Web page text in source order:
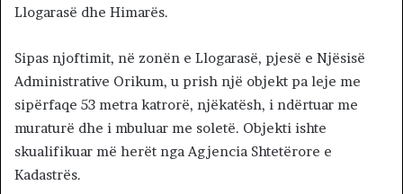
Llogarasë dhe Himarës.
Sipas njoftimit, në zonën e Llogarasë, pjesë e Njësisë
Administrative Orikum, u prish një objekt pa leje me
sipërfaqe 53 metra katrorë, njëkatësh, i ndërtuar me
muraturë dhe i mbuluar me soletë. Objekti ishte
skualifikuar më herët nga Agjencia Shtetërore e
Kadastrës.